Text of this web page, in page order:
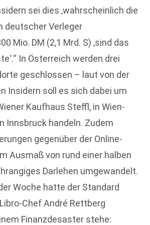
sei dies ‚wahrscheinlich die
deutscher Verleger
Mio. DM (2,1 Mrd. S) ‚sind das
In Österreich werden drei
geschlossen – laut von der
Insidern soll es sich dabei um
Kaufhaus Steffl, in Wien-
Innsbruck handeln. Zudem
gegenüber der Online-
Ausmaß von rund einer halben
Darlehen umgewandelt.
Woche hatte der Standard
Chef André Rettberg
Finanzdesaster stehe: